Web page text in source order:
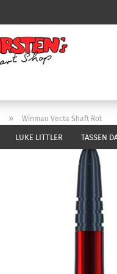
LUKE LITTLER TASSEN
» Winmau Vecta Shaft Rot